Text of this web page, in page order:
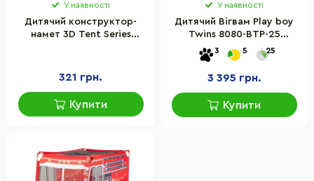
У наявності
Дитячий конструктор-
намет 3D Tent Series
321 грн.
Купити
У наявності
Дитячий Вігвам Play boy
Twins 8080-BTP-25
хлопчик
3 5 25
3 395 грн.
Купити